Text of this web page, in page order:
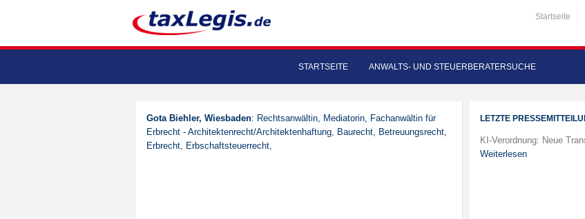
Startseite
STARTSEITE ANWALTS- UND STEUERBERATERSUCHE
Gota Biehler, Wiesbaden: Rechtsanwältin, Mediatorin, Fachanwältin für
Erbrecht - Architektenrecht/Architektenhaftung, Baurecht, Betreuungsrecht,
Erbrecht, Erbschaftsteuerrecht,
LETZTE
KI-Verordnung: Neue
Weiterlesen